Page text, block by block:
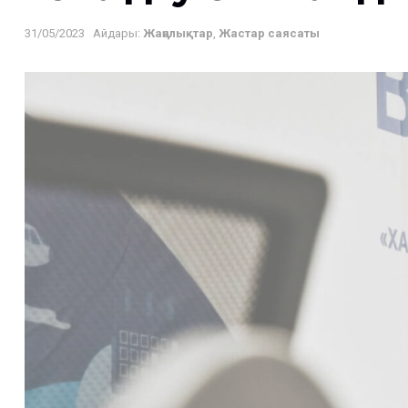
31/05/2023 Айдары: Жаңалықтар, Жастар саясаты